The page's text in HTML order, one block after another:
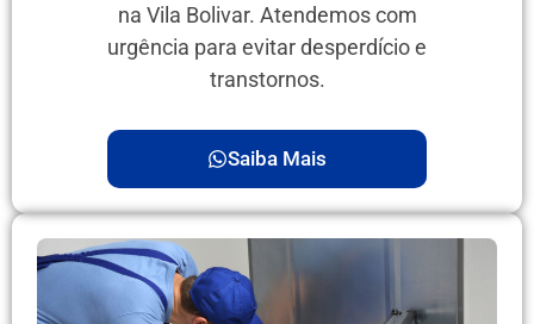
na Vila Bolivar. Atendemos com
urgência para evitar desperdício e
transtornos.
Saiba Mais